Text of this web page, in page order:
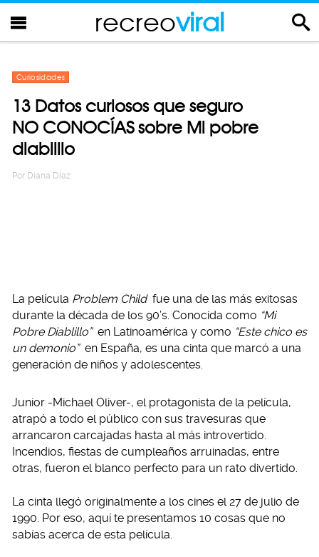
recreoviral
Curiosidades
13 Datos curiosos que seguro
NO CONOCÍAS sobre Mi pobre
diablillo
Por Diana Diaz
La película Problem Child fue una de las más exitosas
durante la década de los 90’s. Conocida como “Mi
Pobre Diablillo” en Latinoamérica y como “Este chico es
un demonio” en España, es una cinta que marcó a una
generación de niños y adolescentes.
Junior -Michael Oliver-, el protagonista de la película,
atrapó a todo el público con sus travesuras que
arrancaron carcajadas hasta al más introvertido.
Incendios, fiestas de cumpleaños arruinadas, entre
otras, fueron el blanco perfecto para un rato divertido.
La cinta llegó originalmente a los cines el 27 de julio de
1990. Por eso, aquí te presentamos 10 cosas que no
sabías acerca de esta película.